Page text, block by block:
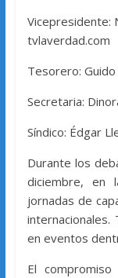
Vicepresidente:
tvlaverdad.com
Tesorero:
Secretaria:
Síndico: Édgar
Durante los
diciembre, en
jornadas de
internacionales.
en eventos
El